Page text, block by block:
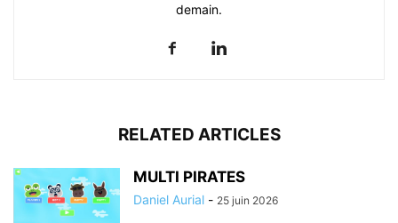
demain.
RELATED ARTICLES
MULTI PIRATES
Daniel Aurial - 25 juin 2026